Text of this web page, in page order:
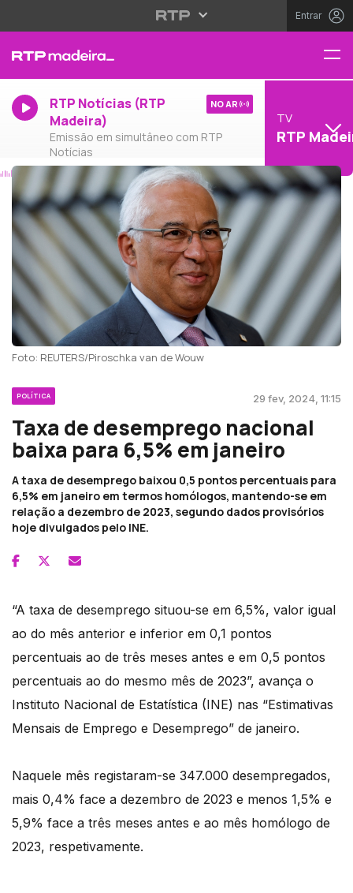
Entrar
RTP Notícias (RTP
Madeira)
Emissão em simultâneo com RTP
Notícias
NO AR
TV
RTP
Foto: REUTERS/Piroschka van de Wouw
POLÍTICA 29 fev, 2024, 11:15
Taxa de desemprego nacional
baixa para 6,5% em janeiro
A taxa de desemprego baixou 0,5 pontos percentuais para
6,5% em janeiro em termos homólogos, mantendo-se em
relação a dezembro de 2023, segundo dados provisórios
hoje divulgados pelo INE.
“A taxa de desemprego situou-se em 6,5%, valor igual
ao do mês anterior e inferior em 0,1 pontos
percentuais ao de três meses antes e em 0,5 pontos
percentuais ao do mesmo mês de 2023”, avança o
Instituto Nacional de Estatística (INE) nas “Estimativas
Mensais de Emprego e Desemprego” de janeiro.
Naquele mês registaram-se 347.000 desempregados,
mais 0,4% face a dezembro de 2023 e menos 1,5% e
5,9% face a três meses antes e ao mês homólogo de
2023, respetivamente.